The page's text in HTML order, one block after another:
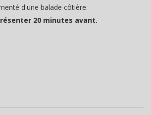
d'une balade côtière.
20 minutes avant.